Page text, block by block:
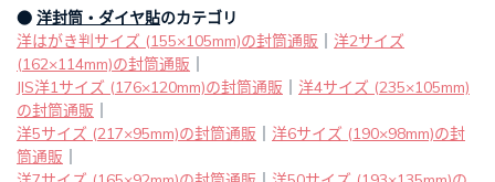
● 洋封筒・ダイヤ貼のカテゴリ
洋はがき判サイズ (155×105mm)の封筒通販
洋2サイズ
(162×114mm)の封筒通販
JIS洋1サイズ (176×120mm)の封筒通販
洋4サイズ (235×105mm)
の封筒通販
洋5サイズ (217×95mm)の封筒通販
洋6サイズ (190×98mm)の封
筒通販